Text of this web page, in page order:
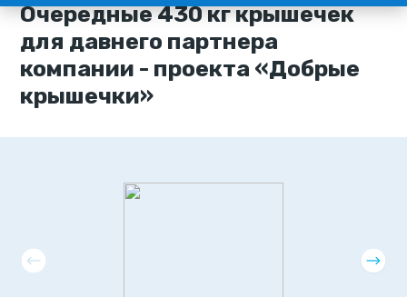
Очередные 430 кг крышечек
для давнего партнера
компании - проекта «Добрые
крышечки»